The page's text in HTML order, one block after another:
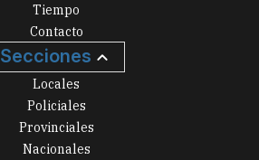
Tiempo
Contacto
Secciones
Locales
Policiales
Provinciales
Nacionales